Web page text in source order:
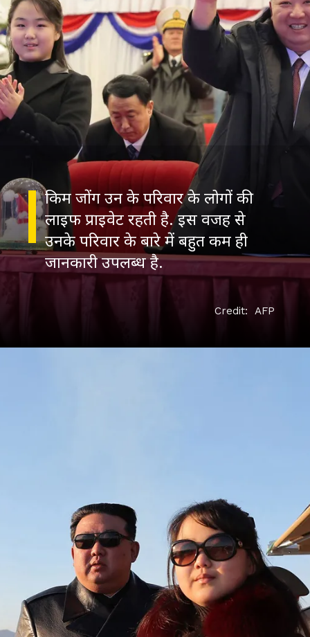
किम जोंग उन के परिवार के लोगों की
लाइफ प्राइवेट रहती है. इस वजह से
उनके परिवार के बारे में बहुत कम ही
जानकारी उपलब्ध है.
Credit: AFP